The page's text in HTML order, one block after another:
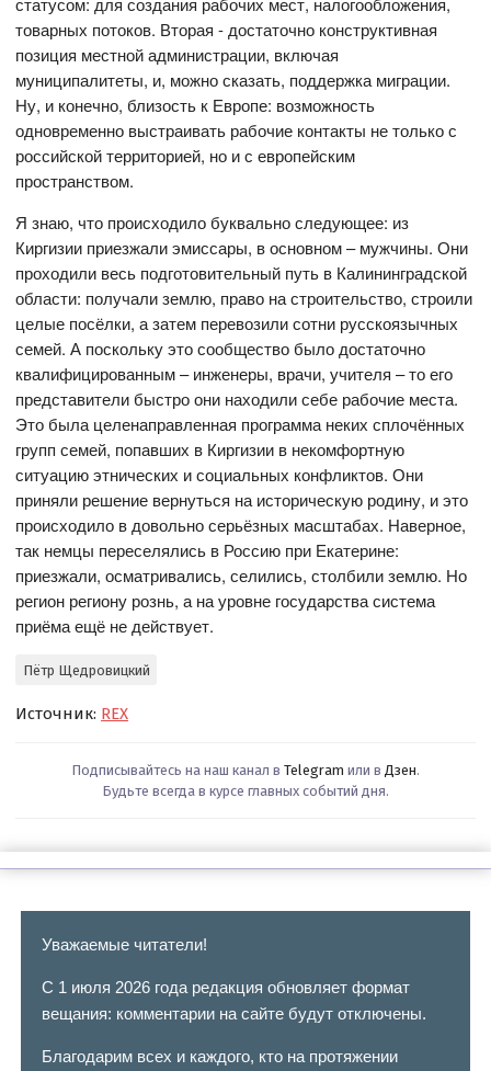
товарных потоков. Вторая - достаточно конструктивная
позиция местной администрации, включая
муниципалитеты, и, можно сказать, поддержка миграции.
Ну, и конечно, близость к Европе: возможность
одновременно выстраивать рабочие контакты не только с
российской территорией, но и с европейским
пространством.
Я знаю, что происходило буквально следующее: из
Киргизии приезжали эмиссары, в основном – мужчины. Они
проходили весь подготовительный путь в Калининградской
области: получали землю, право на строительство, строили
целые посёлки, а затем перевозили сотни русскоязычных
семей. А поскольку это сообщество было достаточно
квалифицированным – инженеры, врачи, учителя – то его
представители быстро они находили себе рабочие места.
Это была целенаправленная программа неких сплочённых
групп семей, попавших в Киргизии в некомфортную
ситуацию этнических и социальных конфликтов. Они
приняли решение вернуться на историческую родину, и это
происходило в довольно серьёзных масштабах. Наверное,
так немцы переселялись в Россию при Екатерине:
приезжали, осматривались, селились, столбили землю. Но
регион региону рознь, а на уровне государства система
приёма ещё не действует.
Пётр Щедровицкий
Источник: REX
Подписывайтесь на наш канал в Telegram или в Дзен.
Будьте всегда в курсе главных событий дня.
Уважаемые читатели!
С 1 июля 2026 года редакция обновляет формат
вещания: комментарии на сайте будут отключены.
Благодарим всех и каждого, кто на протяжении